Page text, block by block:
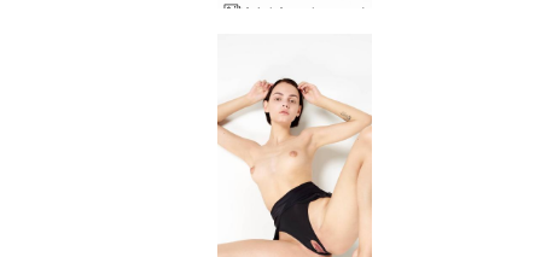
Ariel Angel γυμνά